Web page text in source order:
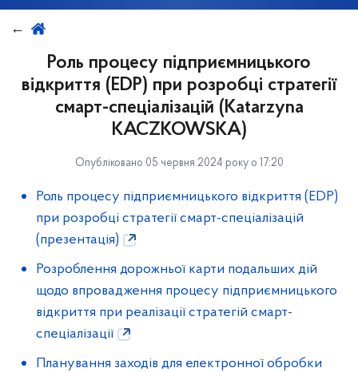
Роль процесу підприємницького
відкриття (EDP) при розробці стратегії
смарт-спеціалізацій (Katarzyna
KACZKOWSKA)
Опубліковано 05 червня 2024 року о 17:20
Роль процесу підприємницького відкриття (EDP)
при розробці стратегії смарт-спеціалізацій
(презентація)
Розроблення дорожньої карти подальших дій
щодо впровадження процесу підприємницького
відкриття при реалізації стратегій смарт-
спеціалізації
Планування заходів для електронної обробки